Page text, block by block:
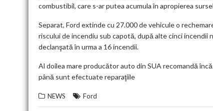
combustibil, care s-ar putea acumula în apropierea
Separat, Ford extinde cu 27.000 de vehicule o
riscului de incendiu sub capotă, după alte cinci incendii
declanşată în urma a 16 incendii.
Al doilea mare producător auto din SUA recomandă
până sunt efectuate reparaţiile
NEWS Ford